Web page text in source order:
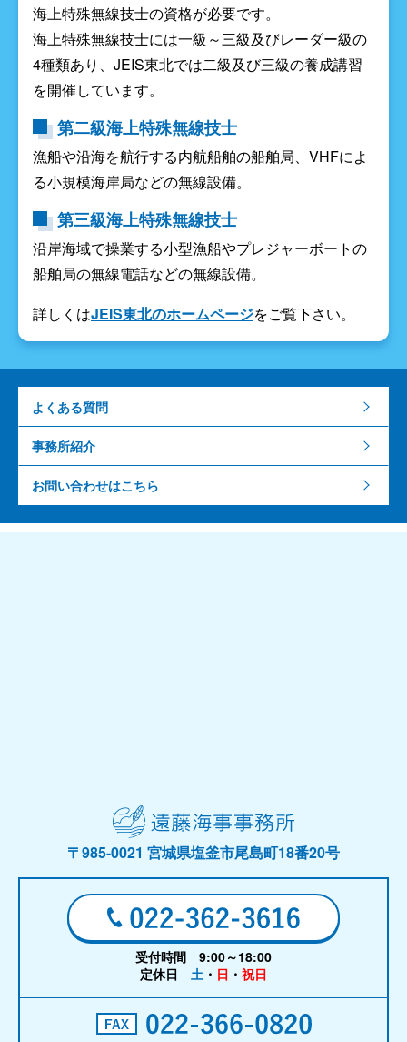
海上特殊無線技士の資格が必要です。
海上特殊無線技士には一級～三級及びレーダー級の
4種類あり、JEIS東北では二級及び三級の養成講習
を開催しています。
第二級海上特殊無線技士
漁船や沿海を航行する内航船舶の船舶局、VHFによ
る小規模海岸局などの無線設備。
第三級海上特殊無線技士
沿岸海域で操業する小型漁船やプレジャーボートの
船舶局の無線電話などの無線設備。
詳しくはJEIS東北のホームページをご覧下さい。
よくある質問
事務所紹介
お問い合わせはこちら
〒985-0021 宮城県塩釜市尾島町18番20号
受付時間 9:00～18:00
定休日 土 ・ 日 ・ 祝日